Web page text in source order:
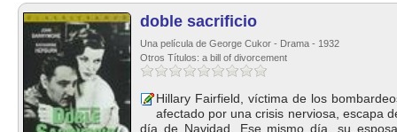
doble sacrificio
Una película de George Cukor - Drama - 1932
Otros Títulos: a bill of divorcement
Hillary Fairfield, víctima de los
afectado por una crisis nerviosa, escapa
día de Navidad. Ese mismo día, su